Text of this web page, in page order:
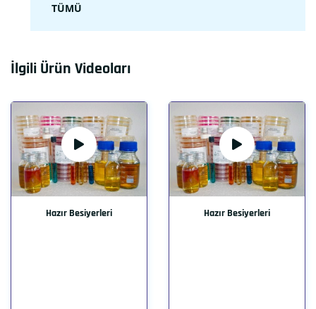
TÜMÜ
İlgili Ürün Videoları
Hazır Besiyerleri Hazır Besiyerleri